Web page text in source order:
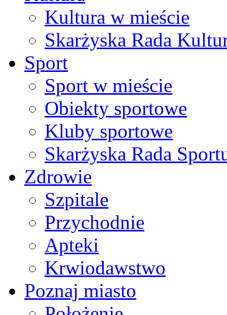
Kultura w mieście
Skarżyska Rada
Sport
Sport w mieście
Obiekty sportowe
Kluby sportowe
Skarżyska Rada
Zdrowie
Szpitale
Przychodnie
Apteki
Krwiodawstwo
Poznaj miasto